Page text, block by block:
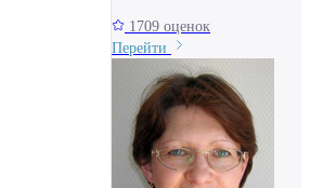
1709 оценок
Перейти